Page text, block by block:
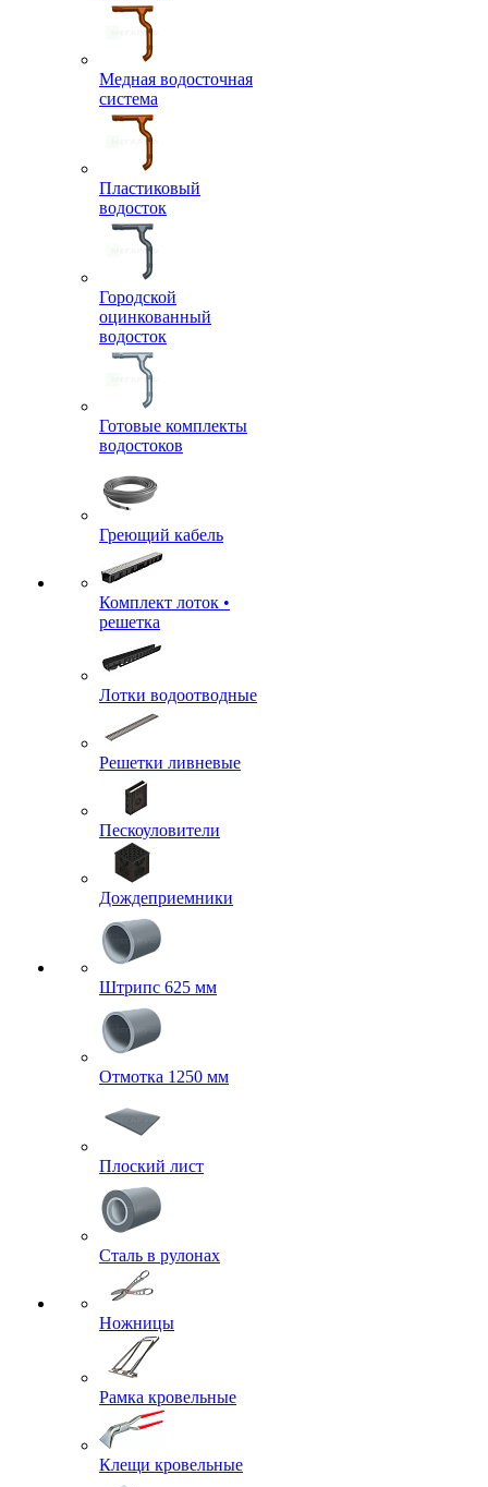
Медная водосточная
система
Пластиковый
водосток
Городской
оцинкованный
водосток
Готовые комплекты
водостоков
Греющий кабель
Комплект лоток •
решетка
Лотки водоотводные
Решетки ливневые
Пескоуловители
Дождеприемники
Штрипс 625 мм
Отмотка 1250 мм
Плоский лист
Сталь в рулонах
Ножницы
Рамка кровельные
Клещи кровельные